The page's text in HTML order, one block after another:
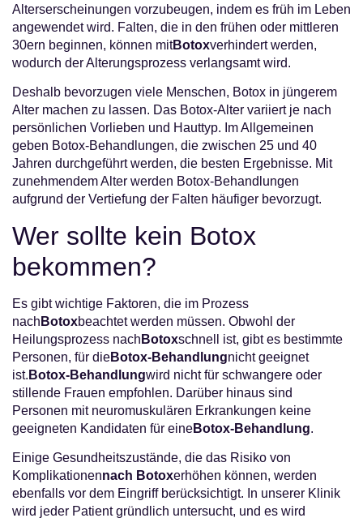
Alterserscheinungen vorzubeugen, indem es früh im Leben
angewendet wird. Falten, die in den frühen oder mittleren
30ern beginnen, können mitBotoxverhindert werden,
wodurch der Alterungsprozess verlangsamt wird.
Deshalb bevorzugen viele Menschen, Botox in jüngerem
Alter machen zu lassen. Das Botox-Alter variiert je nach
persönlichen Vorlieben und Hauttyp. Im Allgemeinen
geben Botox-Behandlungen, die zwischen 25 und 40
Jahren durchgeführt werden, die besten Ergebnisse. Mit
zunehmendem Alter werden Botox-Behandlungen
aufgrund der Vertiefung der Falten häufiger bevorzugt.
Wer sollte kein Botox
bekommen?
Es gibt wichtige Faktoren, die im Prozess
nach Botoxbeachtet werden müssen. Obwohl der
Heilungsprozess nach Botoxschnell ist, gibt es bestimmte
Personen, für dieBotox-Behandlungnicht geeignet
ist. Botox-Behandlungwird nicht für schwangere oder
stillende Frauen empfohlen. Darüber hinaus sind
Personen mit neuromuskulären Erkrankungen keine
geeigneten Kandidaten für eineBotox-Behandlung.
Einige Gesundheitszustände, die das Risiko von
Komplikationennach Botoxerhöhen können, werden
ebenfalls vor dem Eingriff berücksichtigt. In unserer Klinik
wird jeder Patient gründlich untersucht, und es wird